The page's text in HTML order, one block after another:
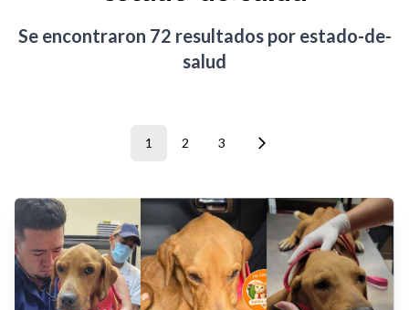
Se encontraron 72 resultados por estado-de-
salud
1 2 3